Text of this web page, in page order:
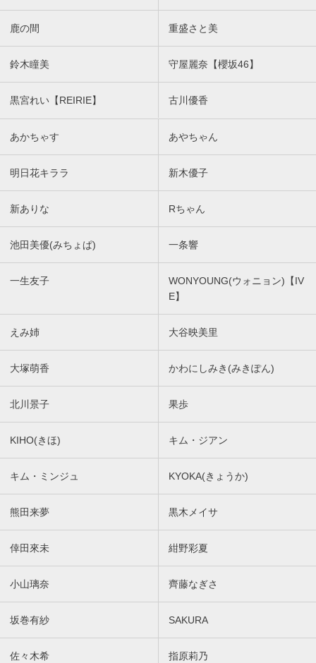
鹿の間 重盛さと美
鈴木瞳美 守屋麗奈【櫻坂46】
黒宮れい【REIRIE】 古川優香
あかちゃす あやちゃん
明日花キララ 新木優子
新ありな Rちゃん
池田美優(みちょぱ) 一条響
一生友子
WONYOUNG(ウォニョン)【IV
E】
えみ姉 大谷映美里
大塚萌香 かわにしみき(みきぽん)
北川景子 果歩
KIHO(きほ) キム・ジアン
キム・ミンジュ KYOKA(きょうか)
熊田来夢 黒木メイサ
倖田來未 紺野彩夏
小山璃奈 齊藤なぎさ
坂巻有紗 SAKURA
佐々木希 指原莉乃